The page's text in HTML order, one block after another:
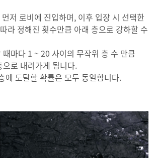
저 로비에 진입하며, 이후 입장 시 선택한
라 정해진 횟수만큼 아래 층으로 강하할 수
때마다 1 ~ 20 사이의 무작위 층 수 만큼
으로 내려가게 됩니다.
에 도달할 확률은 모두 동일합니다.